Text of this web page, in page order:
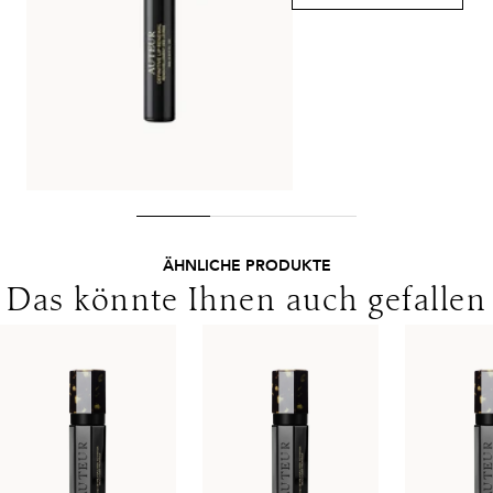
Lieferungen in die Schweiz erfolgen ohne MwSt. - beachten
Sie bitte die abweichenden Bedingungen. Für den Versand ins
Ausland gelten andere Versandkosten.
ÄHNLICHE PRODUKTE
Das könnte Ihnen auch gefallen